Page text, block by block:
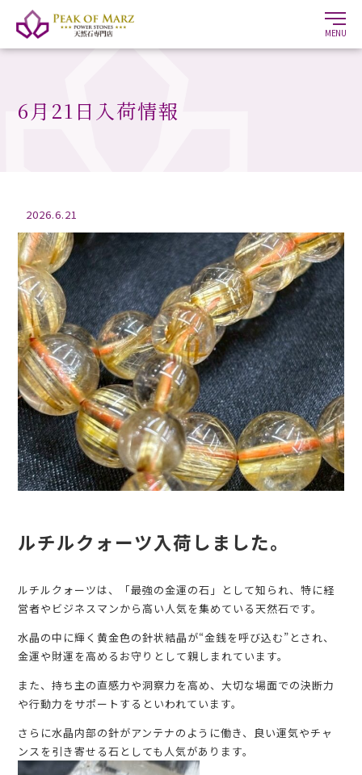
MENU
6月21日入荷情報
2026.6.21
ルチルクォーツ入荷しました。
ルチルクォーツは、「最強の金運の石」として知られ、特に経
営者やビジネスマンから高い人気を集めている天然石です。
水晶の中に輝く黄金色の針状結晶が“金銭を呼び込む”とされ、
金運や財運を高めるお守りとして親しまれています。
また、持ち主の直感力や洞察力を高め、大切な場面での決断力
や行動力をサポートするといわれています。
さらに水晶内部の針がアンテナのように働き、良い運気やチャ
ンスを引き寄せる石としても人気があります。